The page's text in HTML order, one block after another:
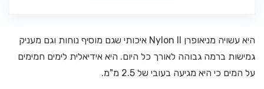
היא עשויה מניאופרן Nylon II איכותי שגם מוסיף נוחות וגם מעניק
גמישות ברמה גבוהה לאורך כל היום. היא אידיאלית לימים חמימים
על המים כי היא מגיעה בעובי של 2.5 מ"מ.